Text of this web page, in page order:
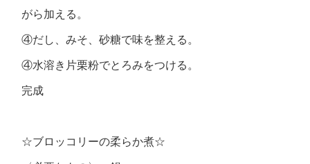
がら加える。
④だし、みそ、砂糖で味を整える。
④水溶き片栗粉でとろみをつける。
完成
☆ブロッコリーの柔らか煮☆